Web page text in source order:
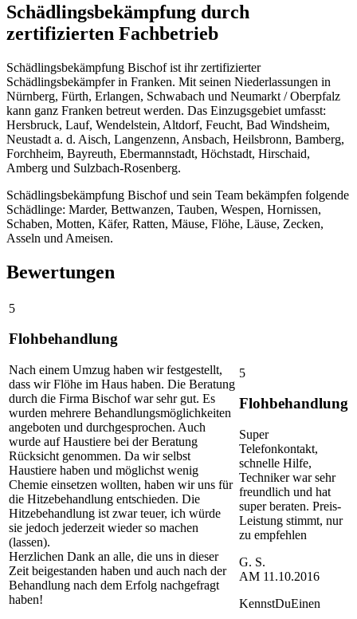
Schädlingsbekämpfung durch
zertifizierten Fachbetrieb
Schädlingsbekämpfung Bischof ist ihr zertifizierter
Schädlingsbekämpfer in Franken. Mit seinen Niederlassungen in
Nürnberg, Fürth, Erlangen, Schwabach und Neumarkt / Oberpfalz
kann ganz Franken betreut werden. Das Einzugsgebiet umfasst:
Hersbruck, Lauf, Wendelstein, Altdorf, Feucht, Bad Windsheim,
Neustadt a. d. Aisch, Langenzenn, Ansbach, Heilsbronn, Bamberg,
Forchheim, Bayreuth, Ebermannstadt, Höchstadt, Hirschaid,
Amberg und Sulzbach-Rosenberg.
Schädlingsbekämpfung Bischof und sein Team bekämpfen folgende
Schädlinge: Marder, Bettwanzen, Tauben, Wespen, Hornissen,
Schaben, Motten, Käfer, Ratten, Mäuse, Flöhe, Läuse, Zecken,
Asseln und Ameisen.
Bewertungen
5
Flohbehandlung
Nach einem Umzug haben wir festgestellt,
dass wir Flöhe im Haus haben. Die Beratung
durch die Firma Bischof war sehr gut. Es
wurden mehrere Behandlungsmöglichkeiten
angeboten und durchgesprochen. Auch
wurde auf Haustiere bei der Beratung
Rücksicht genommen. Da wir selbst
Haustiere haben und möglichst wenig
Chemie einsetzen wollten, haben wir uns für
die Hitzebehandlung entschieden. Die
Hitzebehandlung ist zwar teuer, ich würde
sie jedoch jederzeit wieder so machen
(lassen).
Herzlichen Dank an alle, die uns in dieser
Zeit beigestanden haben und auch nach der
Behandlung nach dem Erfolg nachgefragt
haben!
5
Flohbehandlung
Super
Telefonkontakt,
schnelle Hilfe,
Techniker war sehr
freundlich und hat
super beraten. Preis-
Leistung stimmt, nur
zu empfehlen
G. S.
AM 11.10.2016
KennstDuEinen